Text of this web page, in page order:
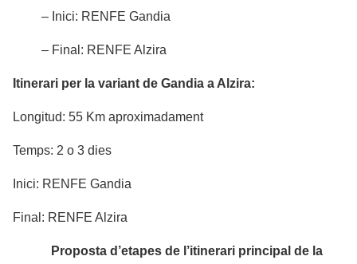
– Inici: RENFE Gandia
– Final: RENFE Alzira
Itinerari per la variant de Gandia a Alzira:
Longitud: 55 Km aproximadament
Temps: 2 o 3 dies
Inici: RENFE Gandia
Final: RENFE Alzira
Proposta d’etapes de l’itinerari principal de la